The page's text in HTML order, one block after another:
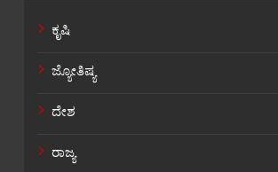
ಕೃಷಿ
ಜ್ಯೋತಿಷ್ಯ
ದೇಶ
ರಾಜ್ಯ